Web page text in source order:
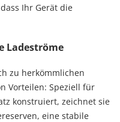
Ihr Gerät die
Ladeströme
zu herkömmlichen
Vorteilen: Speziell für
konstruiert, zeichnet sie
eine stabile